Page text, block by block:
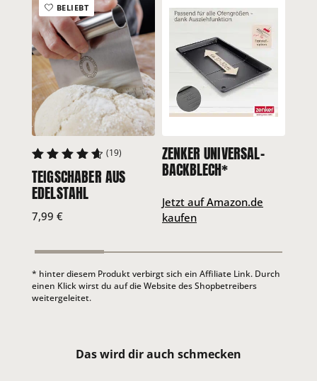
BELIEBT
4.75
(19)
TEIGSCHABER AUS
EDELSTAHL
7,99 €
ZENKER UNIVERSAL-
BACKBLECH*
Jetzt auf Amazon.de
kaufen
* hinter diesem Produkt verbirgt sich ein Affiliate Link. Durch
einen Klick wirst du auf die Website des Shopbetreibers
weitergeleitet.
Das wird dir auch schmecken